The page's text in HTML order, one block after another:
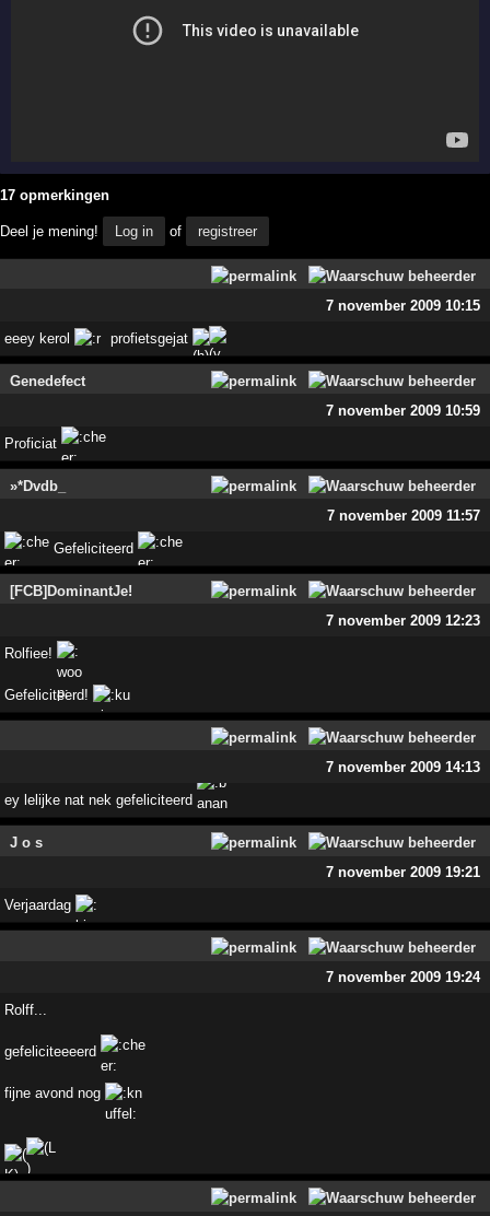
17 opmerkingen
Deel je mening! Log in of registreer
7 november 2009 10:15
eeey kerol profietsgejat
Genedefect
7 november 2009 10:59
Proficiat
»*Dvdb_
7 november 2009 11:57
Gefeliciteerd
[FCB]DominantJe!
7 november 2009 12:23
Rolfiee!
Gefeliciteerd!
7 november 2009 14:13
ey lelijke nat nek gefeliciteerd
J o s
7 november 2009 19:21
Verjaardag
7 november 2009 19:24
Rolff...
gefeliciteeeerd
fijne avond nog